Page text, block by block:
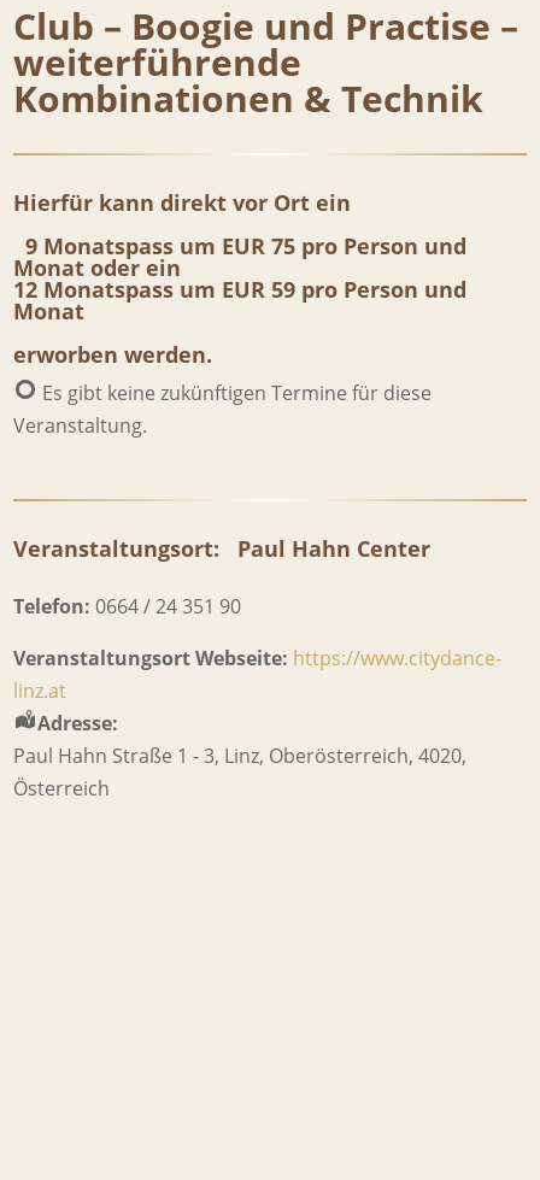
Club – Boogie und Practise –
weiterführende
Kombinationen & Technik
Hierfür kann direkt vor Ort ein
9 Monatspass um EUR 75 pro Person und
Monat oder ein
12 Monatspass um EUR 59 pro Person und
Monat
erworben werden.
Es gibt keine zukünftigen Termine für diese
Veranstaltung.
Veranstaltungsort: Paul Hahn Center
Telefon: 0664 / 24 351 90
Veranstaltungsort Webseite: https://www.citydance-
linz.at
Adresse:
Paul Hahn Straße 1 - 3, Linz, Oberösterreich,4020,
Österreich